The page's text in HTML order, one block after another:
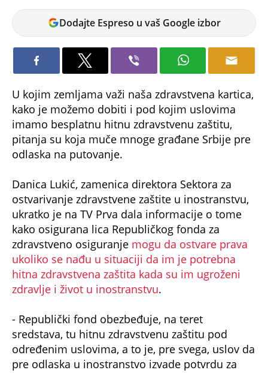
Tamara
DragićevićDodajte Espreso u vaš Google izbor
U kojim zemljama važi naša zdravstvena kartica,
kako je možemo dobiti i pod kojim uslovima
imamo besplatnu hitnu zdravstvenu zaštitu,
pitanja su koja muče mnoge građane Srbije pre
odlaska na putovanje.
Danica Lukić, zamenica direktora Sektora za
ostvarivanje zdravstvene zaštite u inostranstvu,
ukratko je na TV Prva dala informacije o tome
kako osigurana lica Republičkog fonda za
zdravstveno osiguranje mogu da ostvare prava
ukoliko se nađu u situaciji da im je potrebna
hitna zdravstvena zaštita kada su im ugroženi
zdravlje i život u inostranstvu.
- Republički fond obezbeđuje, na teret
sredstava, tu hitnu zdravstvenu zaštitu pod
određenim uslovima, a to je, pre svega, uslov da
pre odlaska u inostranstvo izvade potvrdu za